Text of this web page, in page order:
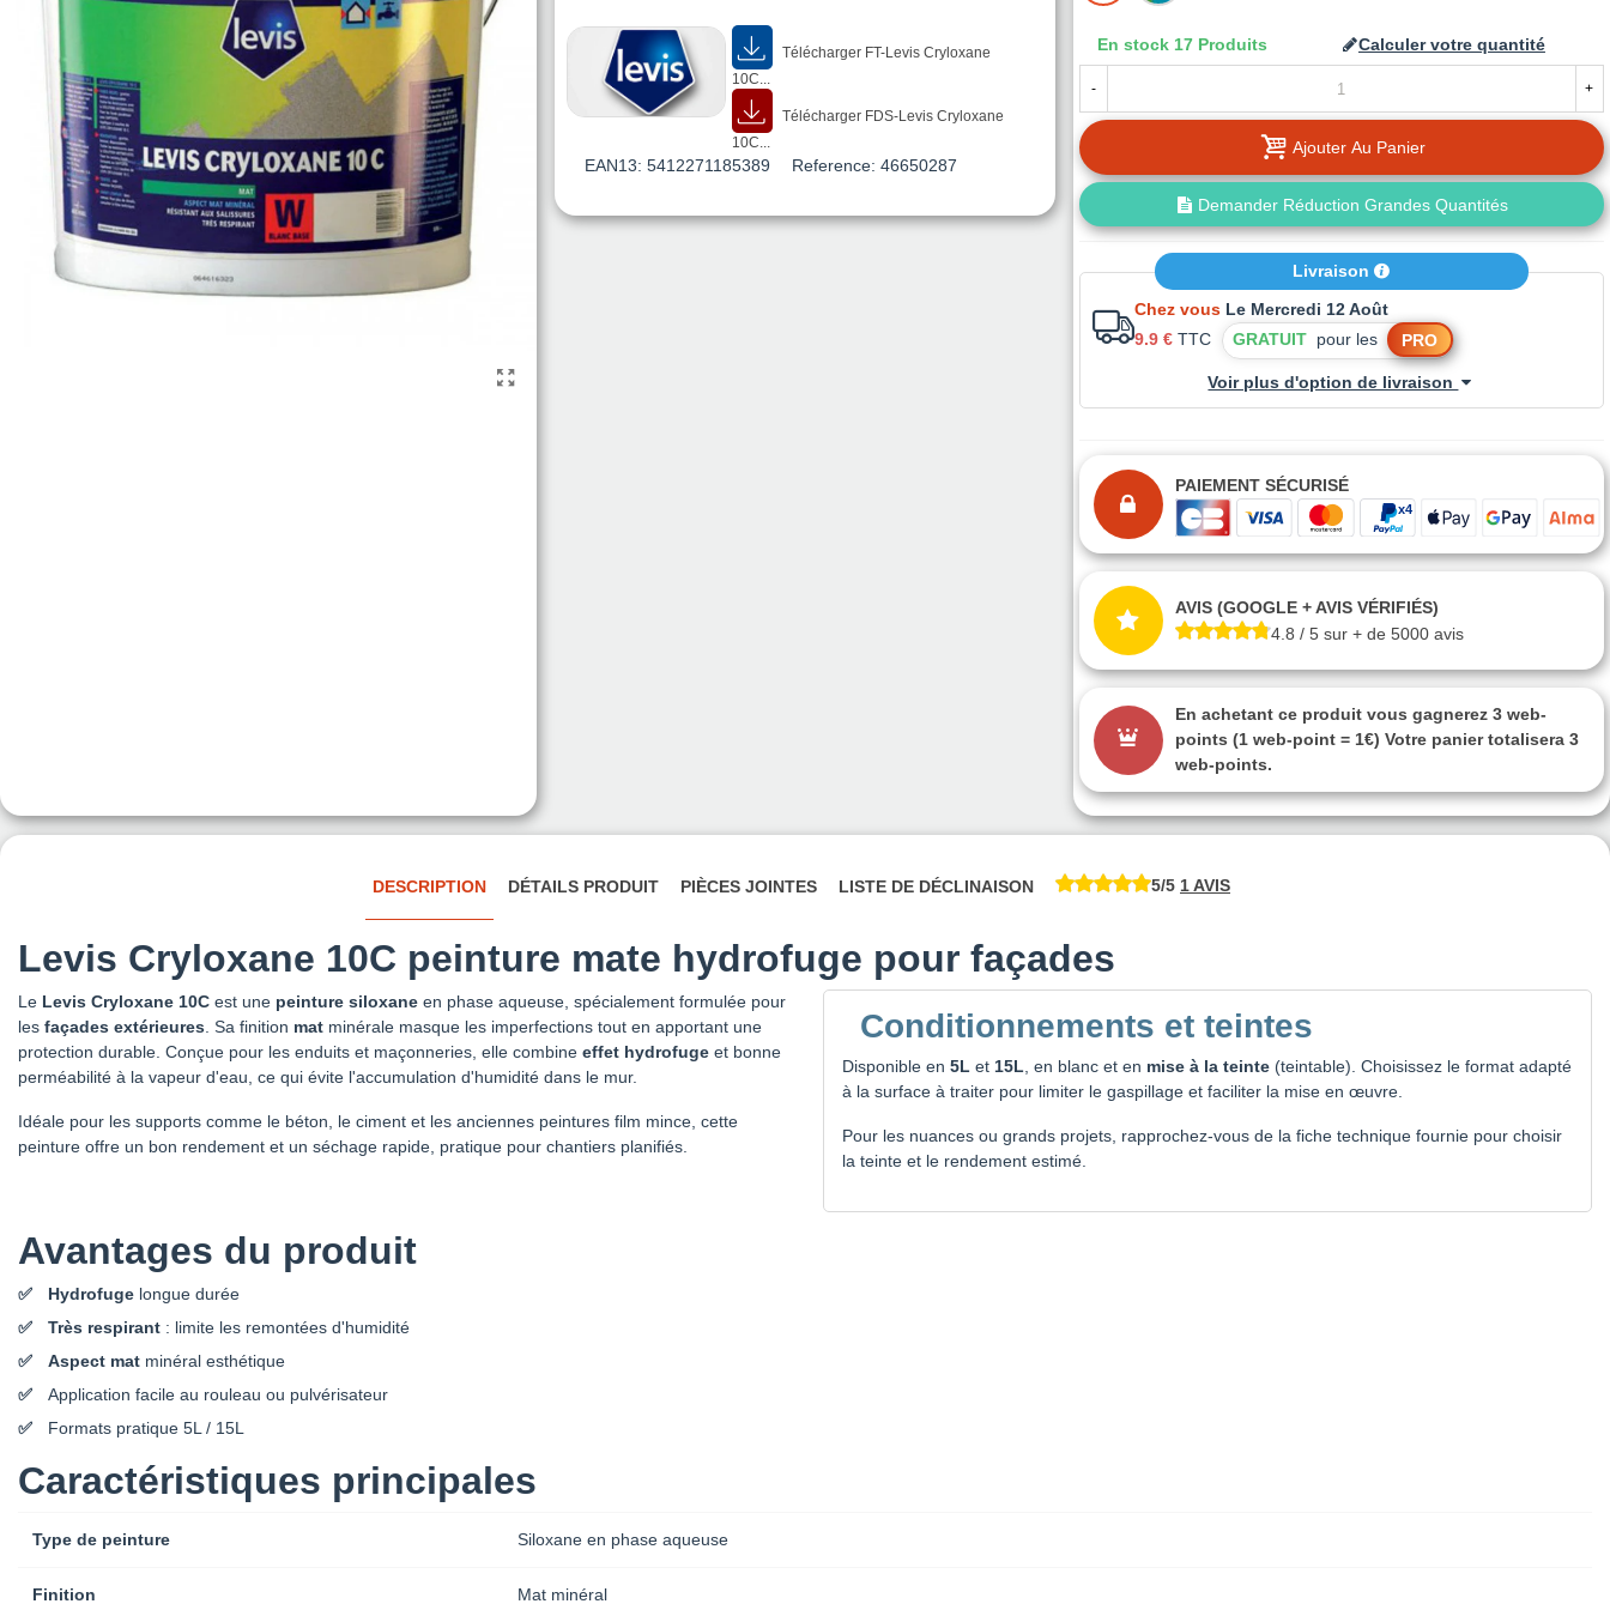
Télécharger FT-Levis Cryloxane
10C...
Télécharger FDS-Levis Cryloxane
10C...
EAN13: 5412271185389 Reference: 46650287
TEINTE
En stock 17 Produits Calculer votre quantité
- +
Ajouter Au Panier
Demander Réduction Grandes Quantités
Livraison
Chez vous Le Mercredi 12 Août
9.9 € TTC GRATUITpour les PRO
Voir plus d'option de livraison
PAIEMENT SÉCURISÉ
AVIS (GOOGLE + AVIS VÉRIFIÉS)
4.8 / 5 sur + de 5000 avis
En achetant ce produit vous gagnerez 3 web-
points (1 web-point = 1€) Votre panier totalisera 3
web-points.
DESCRIPTION DÉTAILS PRODUIT PIÈCES JOINTES LISTE DE DÉCLINAISON 5/5 1 AVIS
Levis Cryloxane 10C peinture mate hydrofuge pour façades
Le Levis Cryloxane 10C est une peinture siloxane en phase aqueuse, spécialement formulée pour
les façades extérieures. Sa finition mat minérale masque les imperfections tout en apportant une
protection durable. Conçue pour les enduits et maçonneries, elle combine effet hydrofuge et bonne
perméabilité à la vapeur d'eau, ce qui évite l'accumulation d'humidité dans le mur.
Idéale pour les supports comme le béton, le ciment et les anciennes peintures film mince, cette
peinture offre un bon rendement et un séchage rapide, pratique pour chantiers planifiés.
Conditionnements et teintes
Disponible en 5L et 15L, en blanc et en mise à la teinte (teintable). Choisissez le format adapté
à la surface à traiter pour limiter le gaspillage et faciliter la mise en œuvre.
Pour les nuances ou grands projets, rapprochez-vous de la fiche technique fournie pour choisir
la teinte et le rendement estimé.
Avantages du produit
Hydrofuge longue durée
Très respirant : limite les remontées d'humidité
Aspect mat minéral esthétique
Application facile au rouleau ou pulvérisateur
Formats pratique 5L / 15L
Caractéristiques principales
Type de peinture Siloxane en phase aqueuse
Finition Mat minéral